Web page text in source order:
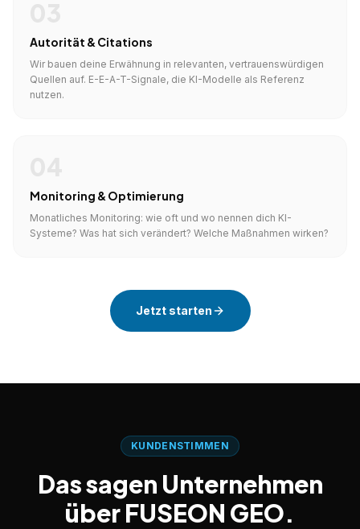
Autorität & Citations
Wir bauen deine Erwähnung in relevanten, vertrauenswürdigen
Quellen auf. E-E-A-T-Signale, die KI-Modelle als Referenz
nutzen.
Monitoring & Optimierung
Monatliches Monitoring: wie oft und wo nennen dich KI-
Systeme? Was hat sich verändert? Welche Maßnahmen wirken?
Jetzt starten
KUNDENSTIMMEN
Das sagen Unternehmen
über FUSEON GEO.